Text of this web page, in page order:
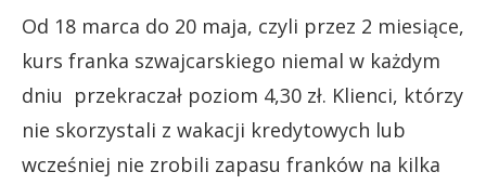
Od 18 marca do 20 maja, czyli przez 2 miesiące,
kurs franka szwajcarskiego niemal w każdym
dniu przekraczał poziom 4,30 zł. Klienci, którzy
nie skorzystali z wakacji kredytowych lub
wcześniej nie zrobili zapasu franków na kilka